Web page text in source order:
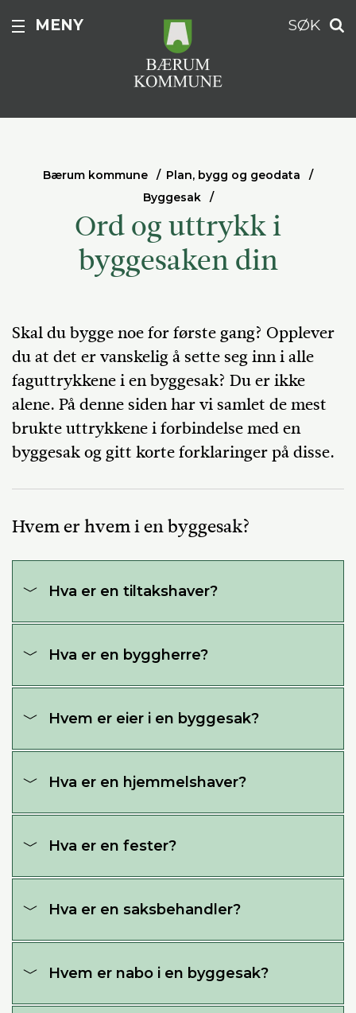
MENY SØK
Bærum kommune
Plan, bygg og geodata
Byggesak
Ord og uttrykk i
byggesaken din
Skal du bygge noe for første gang? Opplever
du at det er vanskelig å sette seg inn i alle
faguttrykkene i en byggesak? Du er ikke
alene. På denne siden har vi samlet de mest
brukte uttrykkene i forbindelse med en
byggesak og gitt korte forklaringer på disse.
Hvem er hvem i en byggesak?
Hva er en tiltakshaver?
Hva er en byggherre?
Hvem er eier i en byggesak?
Hva er en hjemmelshaver?
Hva er en fester?
Hva er en saksbehandler?
Hvem er nabo i en byggesak?